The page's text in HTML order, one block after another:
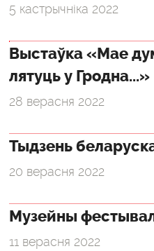
5 кастрычніка 2022
Выстаўка «Мае
лятуць у Гродна...»
28 верасня 2022
Тыдзень
20 верасня 2022
Музейны
11 верасня 2022